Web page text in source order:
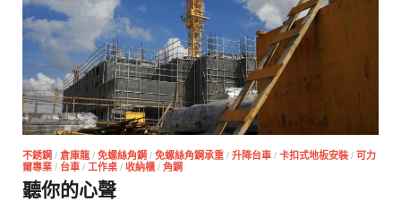
不銹鋼 / 倉庫龍 / 免螺絲角鋼 / 免螺絲角鋼承重 / 升降台車 / 卡扣式地板安裝 / 可力
爾專業 / 台車 / 工作桌 / 收納櫃 / 角鋼
聽你的心聲